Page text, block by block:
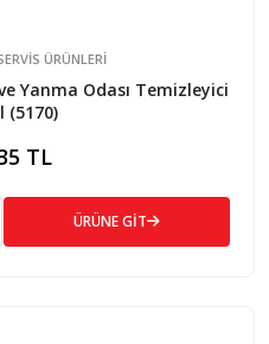
ÜRÜNLERI
Yanma Odası Temizleyici
(5170)
TL
ÜRÜNE GİT